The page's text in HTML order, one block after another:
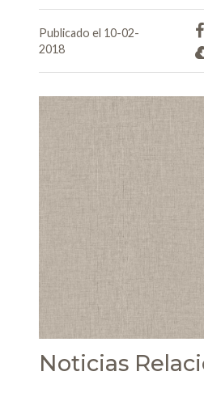
Publicado el 10-02-
2018
Noticias